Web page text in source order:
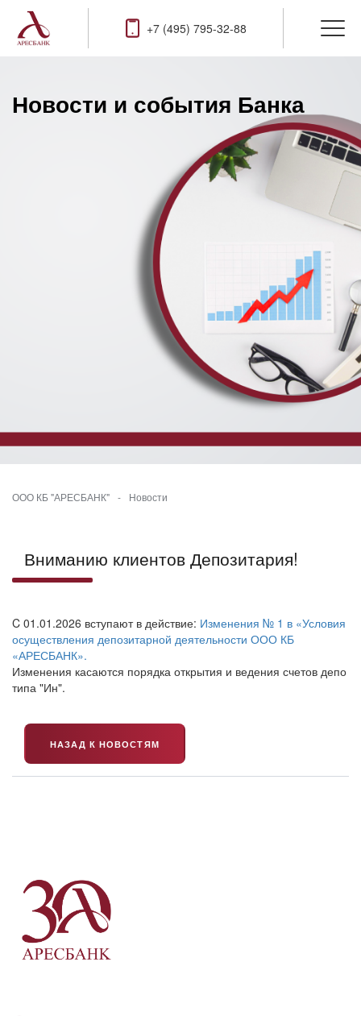
+7 (495) 795-32-88
Новости и события Банка
ООО КБ "АРЕСБАНК" - Новости
Вниманию клиентов Депозитария!
C 01.01.2026 вступают в действие: Изменения № 1 в «Условия
осуществления депозитарной деятельности ООО КБ
«АРЕСБАНК».
Изменения касаются порядка открытия и ведения счетов депо
типа "Ин".
НАЗАД К НОВОСТЯМ